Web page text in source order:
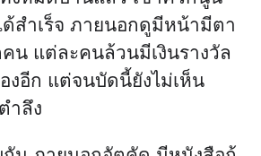
สำเร็จ ภายนอกดูมีหน้ามีตา
น แต่ละคนล้วนมีเงินรางวัล
งอีก แต่จนบัดนี้ยังไม่เห็น
ำลึง